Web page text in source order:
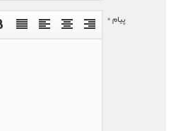
پیام *